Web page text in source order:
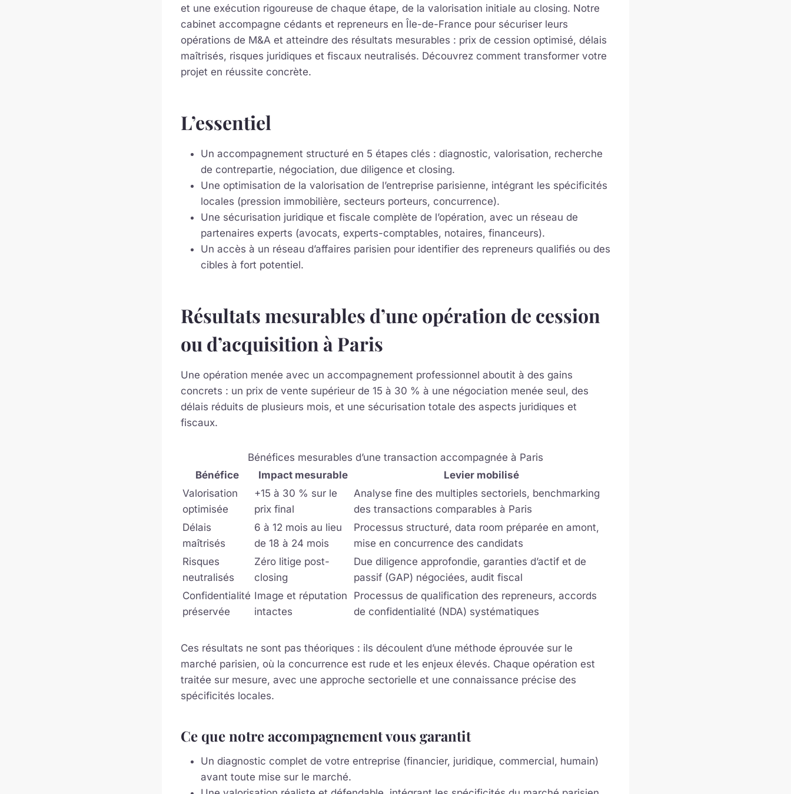
et une exécution rigoureuse de chaque étape, de la valorisation initiale au closing. Notre
cabinet accompagne cédants et repreneurs en Île-de-France pour sécuriser leurs
opérations de M&A et atteindre des résultats mesurables : prix de cession optimisé, délais
maîtrisés, risques juridiques et fiscaux neutralisés. Découvrez comment transformer votre
projet en réussite concrète.
L’essentiel
Un accompagnement structuré en 5 étapes clés : diagnostic, valorisation, recherche
de contrepartie, négociation, due diligence et closing.
Une optimisation de la valorisation de l’entreprise parisienne, intégrant les spécificités
locales (pression immobilière, secteurs porteurs, concurrence).
Une sécurisation juridique et fiscale complète de l’opération, avec un réseau de
partenaires experts (avocats, experts-comptables, notaires, financeurs).
Un accès à un réseau d’affaires parisien pour identifier des repreneurs qualifiés ou des
cibles à fort potentiel.
Résultats mesurables d’une opération de cession
ou d’acquisition à Paris
Une opération menée avec un accompagnement professionnel aboutit à des gains
concrets : un prix de vente supérieur de 15 à 30 % à une négociation menée seul, des
délais réduits de plusieurs mois, et une sécurisation totale des aspects juridiques et
fiscaux.
Bénéfices mesurables d’une transaction accompagnée à Paris
Bénéfice
Impact mesurable
Levier mobilisé
Valorisation
optimisée
+15 à 30 % sur le
prix final
Analyse fine des multiples sectoriels, benchmarking
des transactions comparables à Paris
Délais
maîtrisés
6 à 12 mois au lieu
de 18 à 24 mois
Processus structuré, data room préparée en amont,
mise en concurrence des candidats
Risques
neutralisés
Zéro litige post-
closing
Due diligence approfondie, garanties d’actif et de
passif (GAP) négociées, audit fiscal
Confidentialité
préservée
Image et réputation
intactes
Processus de qualification des repreneurs, accords
de confidentialité (NDA) systématiques
Ces résultats ne sont pas théoriques : ils découlent d’une méthode éprouvée sur le
marché parisien, où la concurrence est rude et les enjeux élevés. Chaque opération est
traitée sur mesure, avec une approche sectorielle et une connaissance précise des
spécificités locales.
Ce que notre accompagnement vous garantit
Un diagnostic complet de votre entreprise (financier, juridique, commercial, humain)
avant toute mise sur le marché.